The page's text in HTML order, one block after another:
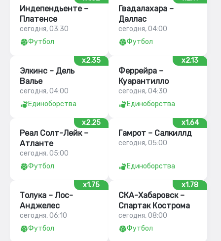
Индепендьенте –
Платенсе
сегодня, 03:30
Футбол
Гвадалахара –
Даллас
сегодня, 04:00
Футбол
x2.35
Элкинс – Дель
Валье
сегодня, 04:00
Единоборства
x2.13
Феррейра –
Куарантилло
сегодня, 04:30
Единоборства
x2.25
Реал Солт-Лейк –
Атланте
сегодня, 05:00
Футбол
x1.64
Гамрот – Салкиллд
сегодня, 05:00
Единоборства
x1.75
Толука – Лос-
Анджелес
сегодня, 06:10
Футбол
x1.78
СКА-Хабаровск –
Спартак Кострома
сегодня, 08:00
Футбол